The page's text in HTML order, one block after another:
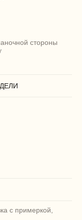
стороны
с примеркой,